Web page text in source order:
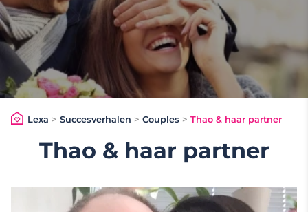
Lexa > Succesverhalen > Couples > Thao & haar partner
Thao & haar partner